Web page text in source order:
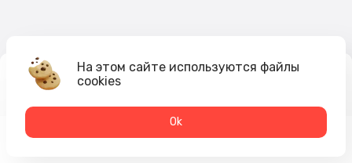
65₽
На этом сайте используются файлы
cookies
Оk